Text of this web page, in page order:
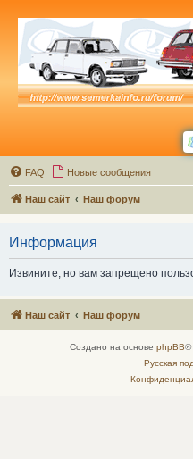
FAQ Новые сообщения
Наш сайт Наш форум
Информация
Извините, но вам запрещено
Наш сайт Наш форум
Создано на основе phpBB®
Русская